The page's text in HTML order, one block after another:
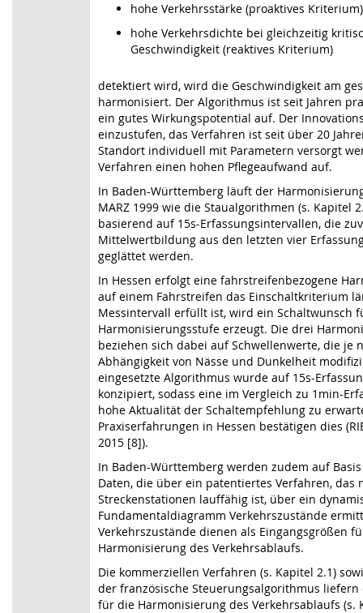
hohe Verkehrsstärke (proaktives
hohe Verkehrsdichte bei gleichzeitig
Geschwindigkeit (reaktives Kriterium)
detektiert wird, wird die Geschwindigkeit am
harmonisiert. Der Algorithmus ist seit Jahren
ein gutes Wirkungspotential auf. Der
einzustufen, das Verfahren ist seit über 20
Standort individuell mit Parametern versorgt
Verfahren einen hohen Pflegeaufwand auf.
In Baden-Württemberg läuft der
MARZ 1999 wie die Staualgorithmen (s. Kapitel
basierend auf 15s-Erfassungsintervallen, die
Mittelwertbildung aus den letzten vier
geglättet werden.
In Hessen erfolgt eine fahrstreifenbezogene
auf einem Fahrstreifen das Einschaltkriterium
Messintervall erfüllt ist, wird ein Schaltwunsch
Harmonisierungsstufe erzeugt. Die drei
beziehen sich dabei auf Schwellenwerte, die je
Abhängigkeit von Nässe und Dunkelheit
eingesetzte Algorithmus wurde auf 15s-
konzipiert, sodass eine im Vergleich zu 1min-
hohe Aktualität der Schaltempfehlung zu
Praxiserfahrungen in Hessen bestätigen dies
2015 [8]).
In Baden-Württemberg werden zudem auf
Daten, die über ein patentiertes Verfahren, das
Streckenstationen lauffähig ist, über ein
Fundamentaldiagramm Verkehrszustände
Verkehrszustände dienen als Eingangsgrößen
Harmonisierung des Verkehrsablaufs.
Die kommerziellen Verfahren (s. Kapitel 2.1)
der französische Steuerungsalgorithmus
für die Harmonisierung des Verkehrsablaufs (s.